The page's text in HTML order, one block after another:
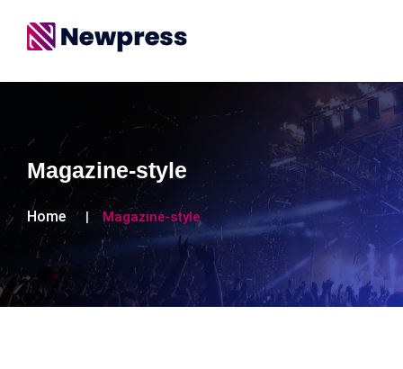
Magazine-style
Home Magazine-style